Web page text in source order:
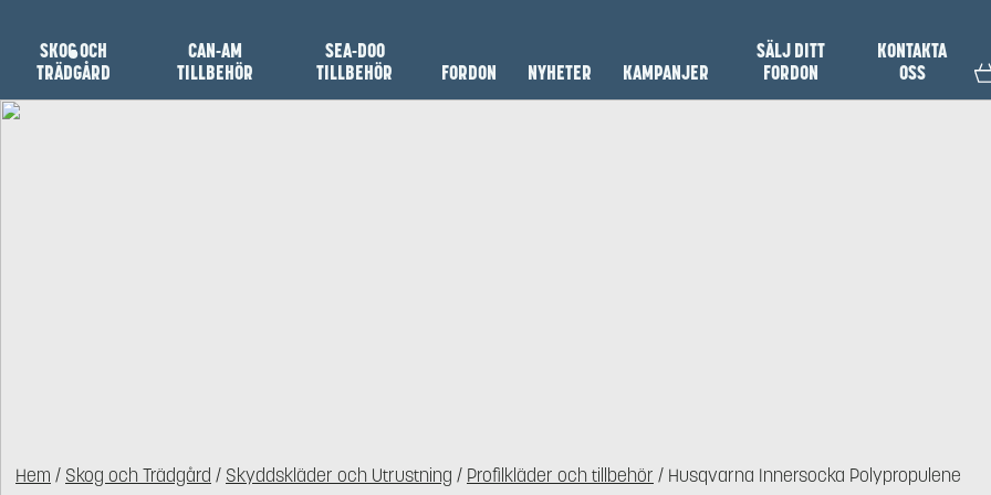
SKOG OCH
TRÄDGÅRD
CAN-AM
TILLBEHÖR
SEA-DOO
TILLBEHÖR
FORDON NYHETER KAMPANJER
SÄLJ DITT
FORDON
KONTAKTA
OSS
Hem / Skog och Trädgård / Skyddskläder och Utrustning / Profilkläder och tillbehör / Husqvarna Innersocka Polypropulene